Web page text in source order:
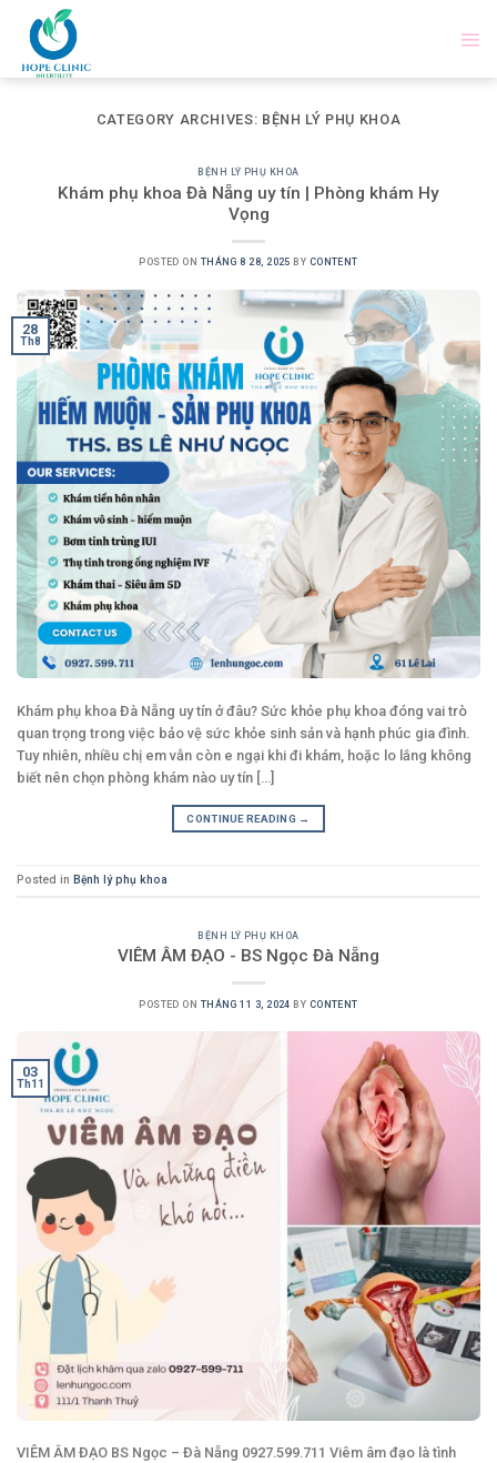
content
CATEGORY ARCHIVES: BỆNH LÝ PHỤ KHOA
BỆNH LÝ PHỤ KHOA
Khám phụ khoa Đà Nẵng uy tín | Phòng khám Hy
Vọng
POSTED ON THÁNG 8 28, 2025 BY CONTENT
28
Th8
Khám phụ khoa Đà Nẵng uy tín ở đâu? Sức khỏe phụ khoa đóng vai trò
quan trọng trong việc bảo vệ sức khỏe sinh sản và hạnh phúc gia đình.
Tuy nhiên, nhiều chị em vẫn còn e ngại khi đi khám, hoặc lo lắng không
biết nên chọn phòng khám nào uy tín [...]
CONTINUE READING →
Posted in Bệnh lý phụ khoa
BỆNH LÝ PHỤ KHOA
VIÊM ÂM ĐẠO - BS Ngọc Đà Nẵng
POSTED ON THÁNG 11 3, 2024 BY CONTENT
03
Th11
VIÊM ÂM ĐẠO BS Ngọc – Đà Nẵng 0927.599.711 Viêm âm đạo là tình